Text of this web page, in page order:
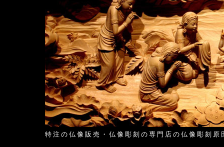
特注の仏像販売・仏像彫刻の専門店の仏像彫刻原